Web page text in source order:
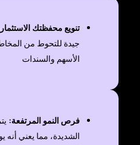
تنويع محفظتك
جيدة للتحوط من
الأسهم والسندات
فرص النمو المرتفعة:
الشديدة، مما يعني أنه